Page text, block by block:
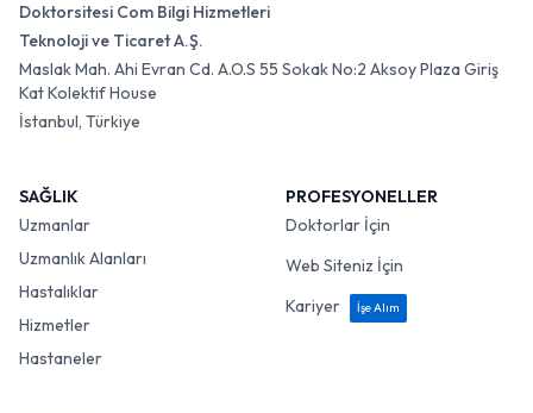
Doktorsitesi Com Bilgi Hizmetleri
Teknoloji ve Ticaret A.Ş.
Maslak Mah. Ahi Evran Cd. A.O.S 55 Sokak No:2 Aksoy Plaza Giriş
Kat Kolektif House
İstanbul, Türkiye
SAĞLIK
Uzmanlar
Uzmanlık Alanları
Hastalıklar
Hizmetler
Hastaneler
PROFESYONELLER
Doktorlar İçin
Web Siteniz İçin
Kariyer
İşe Alım